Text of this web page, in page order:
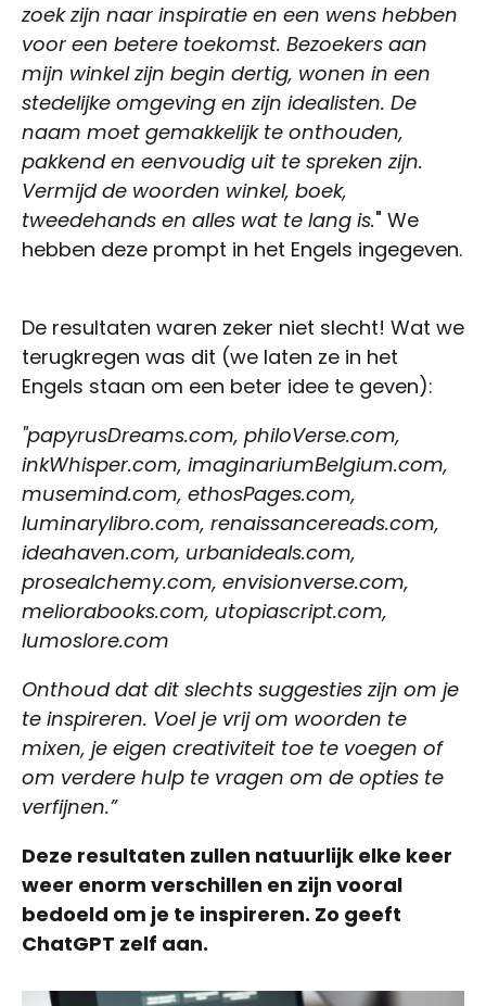
zoek zijn naar inspiratie en een wens hebben
voor een betere toekomst. Bezoekers aan
mijn winkel zijn begin dertig, wonen in een
stedelijke omgeving en zijn idealisten. De
naam moet gemakkelijk te onthouden,
pakkend en eenvoudig uit te spreken zijn.
Vermijd de woorden winkel, boek,
tweedehands en alles wat te lang is." We
hebben deze prompt in het Engels ingegeven.
De resultaten waren zeker niet slecht! Wat we
terugkregen was dit (we laten ze in het
Engels staan om een beter idee te geven):
"papyrusDreams.com, philoVerse.com,
inkWhisper.com, imaginariumBelgium.com,
musemind.com, ethosPages.com,
luminarylibro.com, renaissancereads.com,
ideahaven.com, urbanideals.com,
prosealchemy.com, envisionverse.com,
meliorabooks.com, utopiascript.com,
lumoslore.com
Onthoud dat dit slechts suggesties zijn om je
te inspireren. Voel je vrij om woorden te
mixen, je eigen creativiteit toe te voegen of
om verdere hulp te vragen om de opties te
verfijnen.”
Deze resultaten zullen natuurlijk elke keer
weer enorm verschillen en zijn vooral
bedoeld om je te inspireren. Zo geeft
ChatGPT zelf aan.